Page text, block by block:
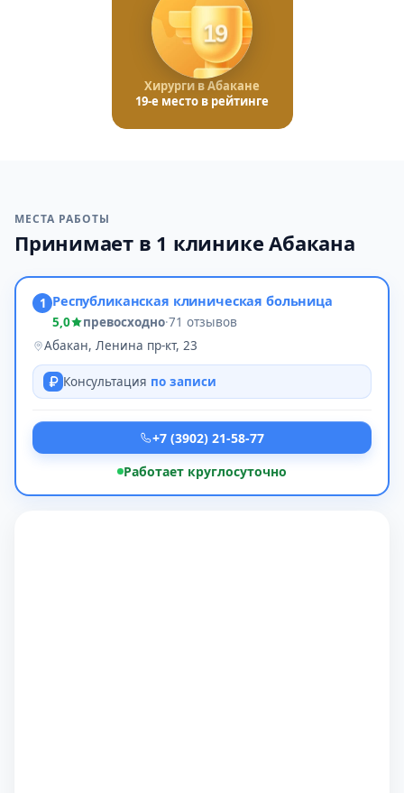
19
Хирурги в Абакане
19-е место в рейтинге
МЕСТА РАБОТЫ
Принимает в 1 клинике Абакана
1 Республиканская клиническая больница
5,0 превосходно·71 отзывов
Абакан, Ленина пр-кт, 23
Консультация по записи
+7 (3902) 21-58-77
Работает круглосуточно